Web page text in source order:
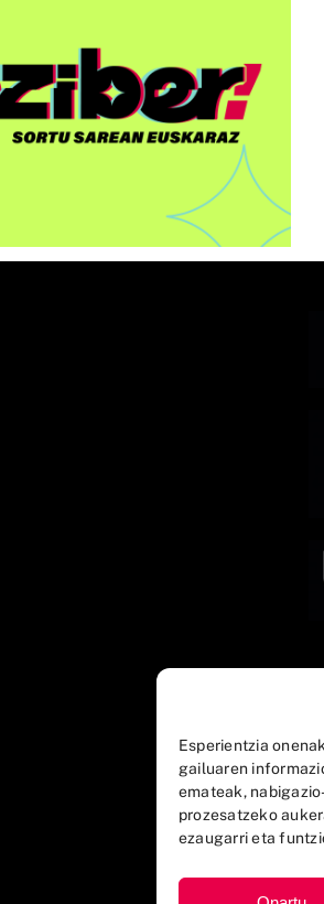
Esperientzia
gailuaren
emateak,
prozesatzeko
ezaugarri eta
Summit 2026” ekitaldia
egingo dute Bilbon